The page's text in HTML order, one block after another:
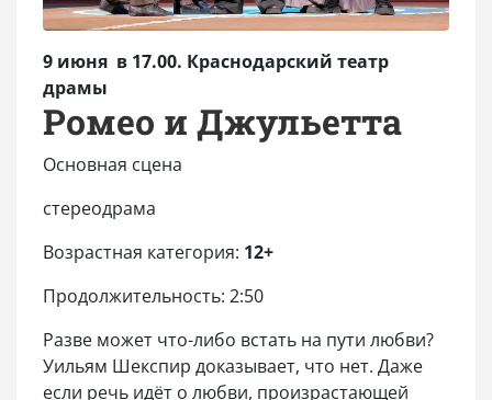
9 июня в 17.00. Краснодарский театр
драмы
Ромео и Джульетта
Основная сцена
стереодрама
Возрастная категория: 12+
Продолжительность: 2:50
Разве может что-либо встать на пути любви?
Уильям Шекспир доказывает, что нет. Даже
если речь идёт о любви, произрастающей